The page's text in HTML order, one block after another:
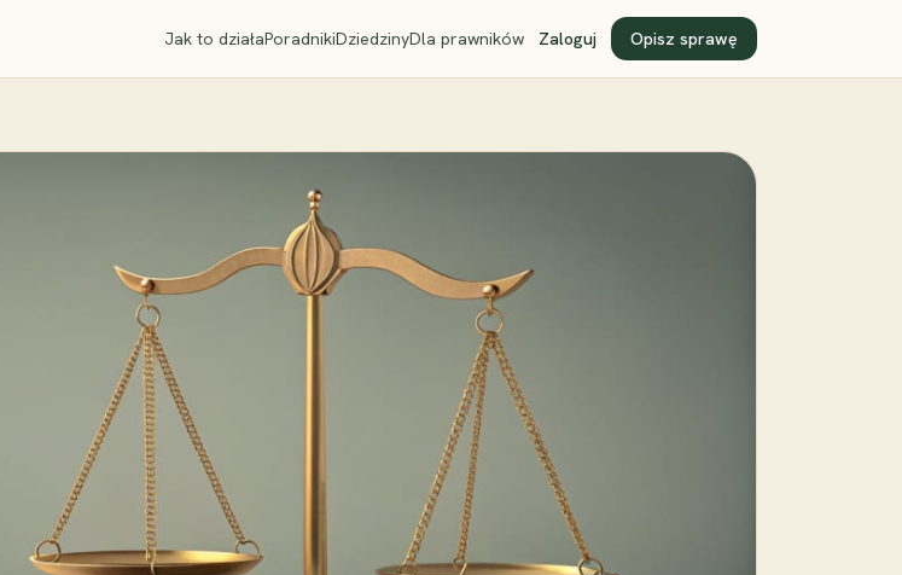
Jak to działaPoradnikiDziedzinyDla prawników Zaloguj Opisz sprawę